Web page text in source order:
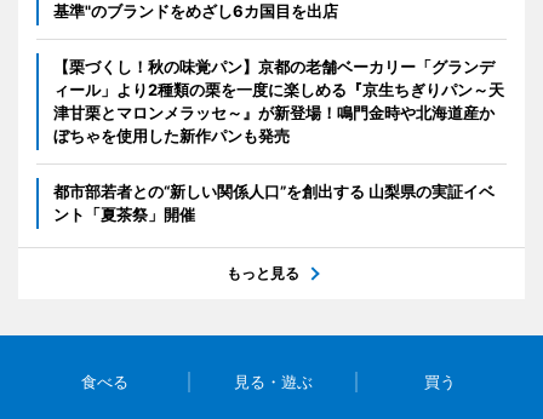
基準"のブランドをめざし6カ国目を出店
【栗づくし！秋の味覚パン】京都の老舗ベーカリー「グランデ
ィール」より2種類の栗を一度に楽しめる『京生ちぎりパン～天
津甘栗とマロンメラッセ～』が新登場！鳴門金時や北海道産か
ぼちゃを使用した新作パンも発売
都市部若者との“新しい関係人口”を創出する 山梨県の実証イベ
ント「夏茶祭」開催
もっと見る
食べる 見る・遊ぶ 買う